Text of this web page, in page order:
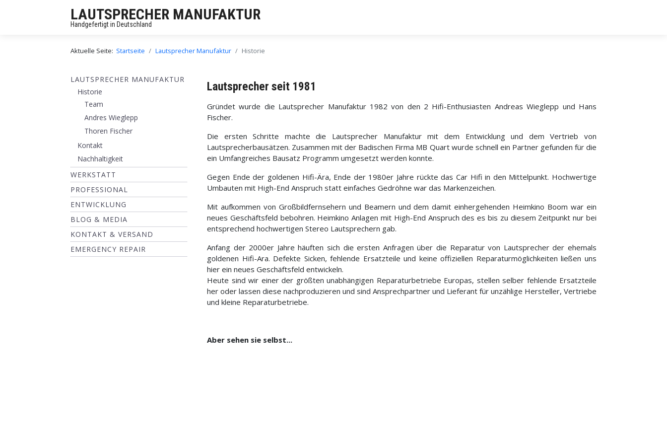
LAUTSPRECHER MANUFAKTUR
Handgefertigt in Deutschland
Aktuelle Seite: Startseite Lautsprecher Manufaktur Historie
LAUTSPRECHER MANUFAKTUR
Historie
Team
Andres Wieglepp
Thoren Fischer
Kontakt
Nachhaltigkeit
WERKSTATT
PROFESSIONAL
ENTWICKLUNG
BLOG & MEDIA
KONTAKT & VERSAND
EMERGENCY REPAIR
Lautsprecher seit 1981
Gründet wurde die Lautsprecher Manufaktur 1982 von den 2 Hifi-Enthusiasten Andreas Wieglepp und Hans
Fischer.
Die ersten Schritte machte die Lautsprecher Manufaktur mit dem Entwicklung und dem Vertrieb von
Lautsprecherbausätzen. Zusammen mit der Badischen Firma MB Quart wurde schnell ein Partner gefunden für die
ein Umfangreiches Bausatz Programm umgesetzt werden konnte.
Gegen Ende der goldenen Hifi-Ära, Ende der 1980er Jahre rückte das Car Hifi in den Mittelpunkt. Hochwertige
Umbauten mit High-End Anspruch statt einfaches Gedröhne war das Markenzeichen.
Mit aufkommen von Großbildfernsehern und Beamern und dem damit einhergehenden Heimkino Boom war ein
neues Geschäftsfeld bebohren. Heimkino Anlagen mit High-End Anspruch des es bis zu diesem Zeitpunkt nur bei
entsprechend hochwertigen Stereo Lautsprechern gab.
Anfang der 2000er Jahre häuften sich die ersten Anfragen über die Reparatur von Lautsprecher der ehemals
goldenen Hifi-Ara. Defekte Sicken, fehlende Ersatzteile und keine offiziellen Reparaturmöglichkeiten ließen uns
hier ein neues Geschäftsfeld entwickeln.
Heute sind wir einer der größten unabhängigen Reparaturbetriebe Europas, stellen selber fehlende Ersatzteile
her oder lassen diese nachproduzieren und sind Ansprechpartner und Lieferant für unzählige Hersteller, Vertriebe
und kleine Reparaturbetriebe.
Aber sehen sie selbst...